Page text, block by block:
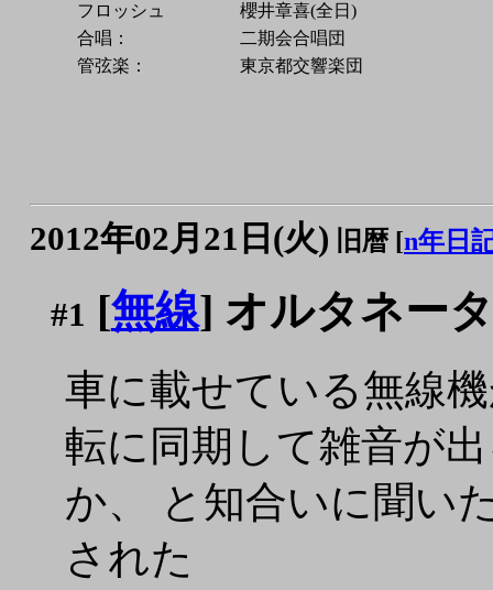
フロッシュ
櫻井章喜(全日)
合唱：
二期会合唱団
管弦楽：
東京都交響楽団
2012年02月21日(火) 旧暦 [n年日
#1 [無線] オルタネー
車に載せている無線
転に同期して雑音が
か、 と知合いに聞い
された